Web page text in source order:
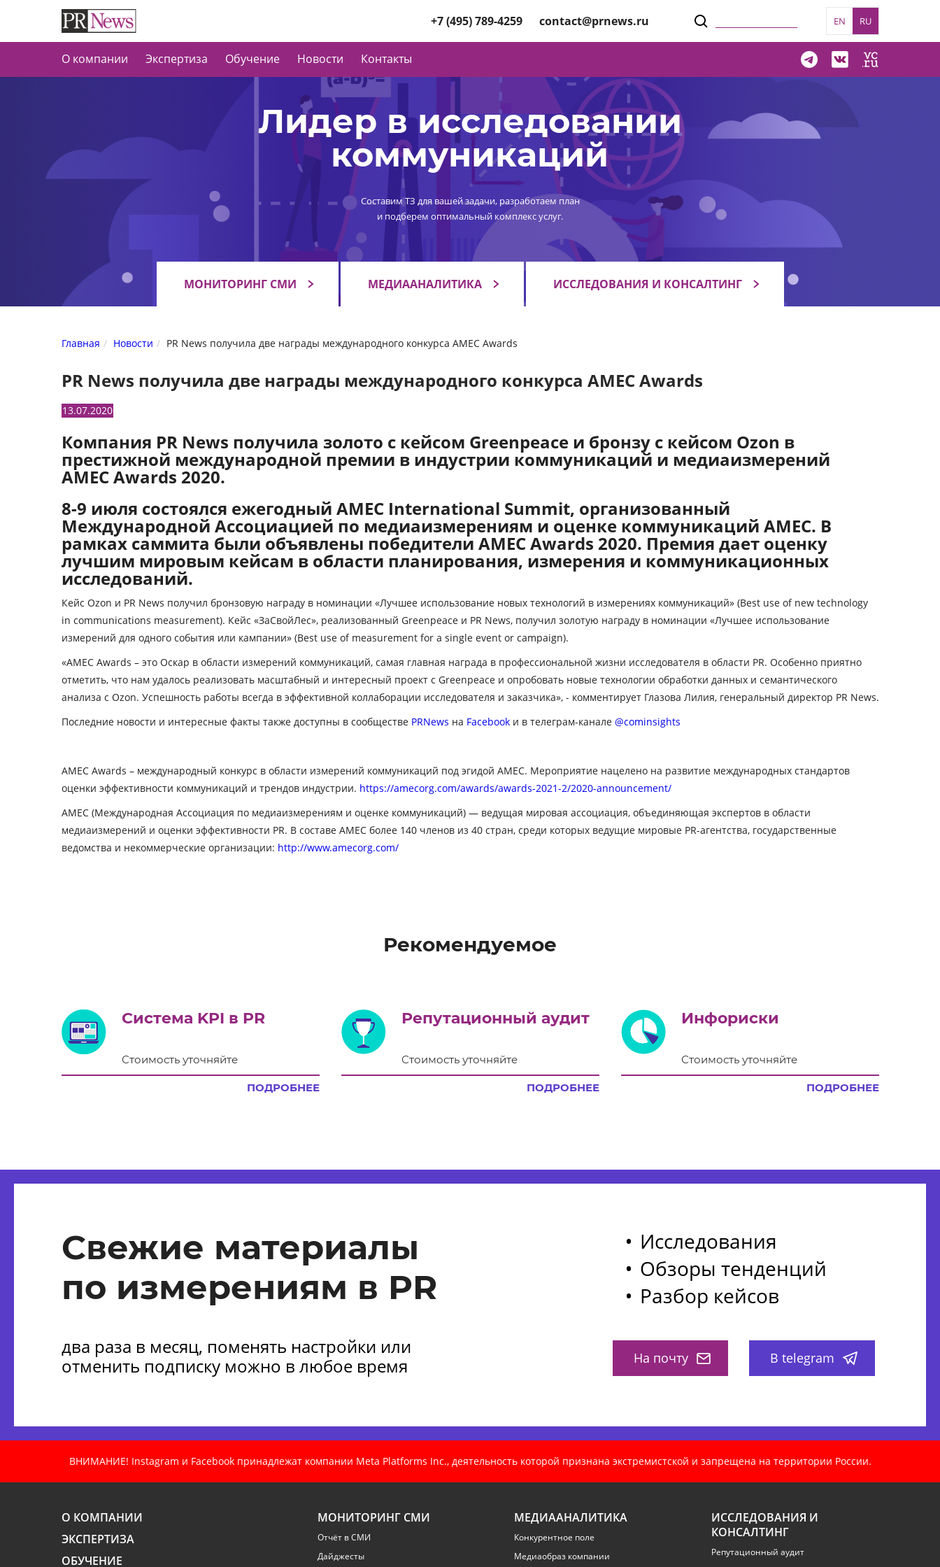
+7 (495) 789-4259 contact@prnews.ru EN RU
О компании Экспертиза Обучение Новости Контакты
Лидер в исследовании
коммуникаций
Составим ТЗ для вашей задачи, разработаем план
и подберем оптимальный комплекс услуг.
МОНИТОРИНГ СМИ МЕДИААНАЛИТИКА ИССЛЕДОВАНИЯ И КОНСАЛТИНГ
Главная Новости PR News получила две награды международного конкурса AMEC Awards
PR News получила две награды международного конкурса AMEC Awards
13.07.2020
Компания PR News получила золото с кейсом Greenpeace и бронзу с кейсом Ozon в
престижной международной премии в индустрии коммуникаций и медиаизмерений
AMEC Awards 2020.
8-9 июля состоялся ежегодный AMEC International Summit, организованный
Международной Ассоциацией по медиаизмерениям и оценке коммуникаций AMEC. В
рамках саммита были объявлены победители AMEC Awards 2020. Премия дает оценку
лучшим мировым кейсам в области планирования, измерения и коммуникационных
исследований.
Кейс Ozon и PR News получил бронзовую награду в номинации «Лучшее использование новых технологий в измерениях коммуникаций» (Best use of new technology
in communications measurement). Кейс «ЗаСвойЛес», реализованный Greenpeace и PR News, получил золотую награду в номинации «Лучшее использование
измерений для одного события или кампании» (Best use of measurement for a single event or campaign).
«AMEC Awards – это Оскар в области измерений коммуникаций, самая главная награда в профессиональной жизни исследователя в области PR. Особенно приятно
отметить, что нам удалось реализовать масштабный и интересный проект с Greenpeace и опробовать новые технологии обработки данных и семантического
анализа с Ozon. Успешность работы всегда в эффективной коллаборации исследователя и заказчика», - комментирует Глазова Лилия, генеральный директор PR News.
Последние новости и интересные факты также доступны в сообществе PRNews на Facebookи в телеграм-канале@cominsights
AMEC Awards – международный конкурс в области измерений коммуникаций под эгидой AMEC. Мероприятие нацелено на развитие международных стандартов
оценки эффективности коммуникаций и трендов индустрии. https://amecorg.com/awards/awards-2021-2/2020-announcement/
AMEC (Международная Ассоциация по медиаизмерениям и оценке коммуникаций)— ведущая мировая ассоциация, объединяющая экспертов в области
медиаизмерений и оценки эффективности PR. В составе AMEC более 140 членов из 40 стран, среди которых ведущие мировые PR-агентства, государственные
ведомства и некоммерческие организации: http://www.amecorg.com/
Рекомендуемое
Система KPI в PR
Стоимость уточняйте
ПОДРОБНЕЕ
Репутационный аудит
Стоимость уточняйте
ПОДРОБНЕЕ
Инфориски
Стоимость уточняйте
ПОДРОБНЕЕ
Свежие материалы
по измерениям в PR
два раза в месяц, поменять настройки или
отменить подписку можно в любое время
Исследования
Обзоры тенденций
Разбор кейсов
На почту В telegram
ВНИМАНИЕ! Instagram и Facebook принадлежат компании Meta Platforms Inc., деятельность которой признана экстремистской и запрещена на территории России.
О КОМПАНИИ
ЭКСПЕРТИЗА
ОБУЧЕНИЕ
МОНИТОРИНГ СМИ
Отчёт в СМИ
Дайджесты
МЕДИААНАЛИТИКА
Конкурентное поле
Медиаобраз компании
ИССЛЕДОВАНИЯ И
КОНСАЛТИНГ
Репутационный аудит